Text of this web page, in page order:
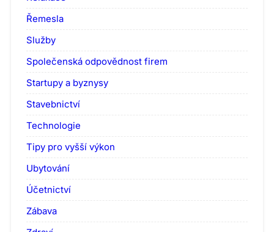
Řemesla
Služby
Společenská odpovědnost firem
Startupy a byznysy
Stavebnictví
Technologie
Tipy pro vyšší výkon
Ubytování
Účetnictví
Zábava